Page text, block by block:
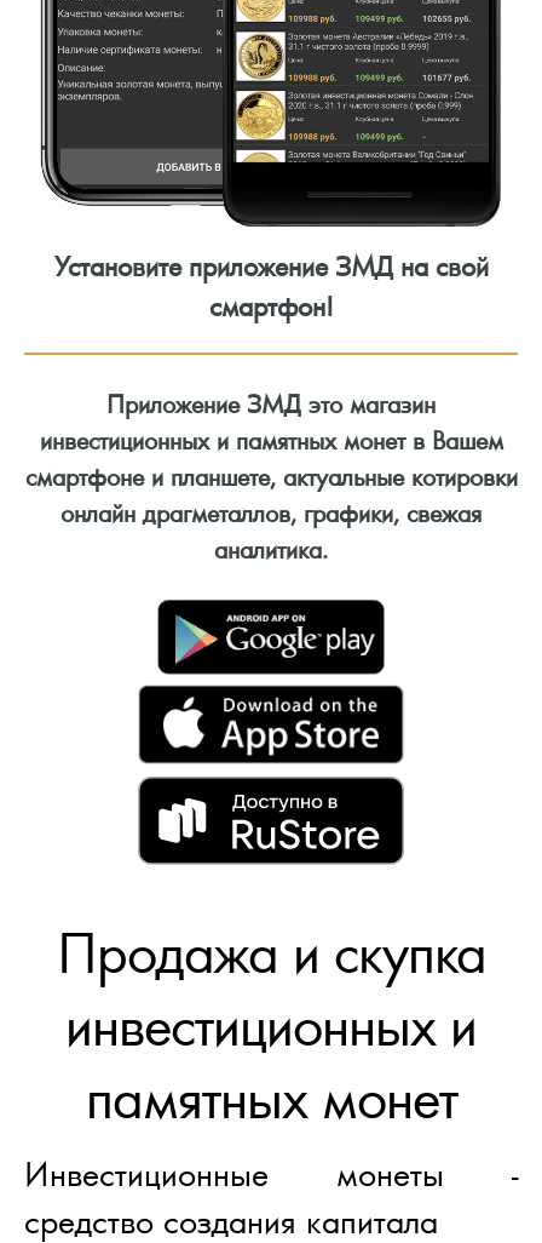
Установите приложение ЗМД на свой
смартфон!
Приложение ЗМД это магазин
инвестиционных и памятных монет в Вашем
смартфоне и планшете, актуальные котировки
онлайн драгметаллов, графики, свежая
аналитика.
Продажа и скупка
инвестиционных и
памятных монет
Инвестиционные монеты -
средство создания капитала